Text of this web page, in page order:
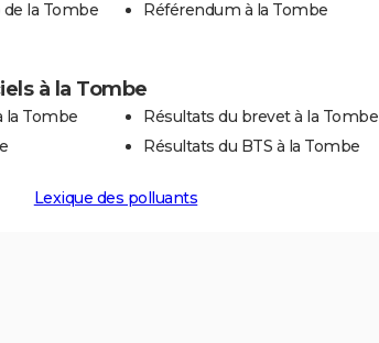
la Tombe
Référendum à la Tombe
à la Tombe
la Tombe
Résultats du brevet à la Tombe
Résultats du BTS à la Tombe
Lexique des polluants